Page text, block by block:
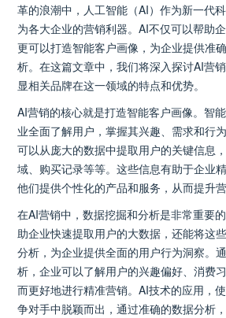
革的浪潮中，人工智能（AI）作为新一代
为各大企业的营销利器。AI不仅可以帮助
更可以打造智能客户画像，为企业提供准
析。在这篇文章中，我们将深入探讨AI营
显相关品牌在这一领域的特点和优势。
AI营销的核心就是打造智能客户画像。智
业全面了解用户，掌握其兴趣、需求和行
可以从庞大的数据中提取用户的关键信息
域、购买记录等等。这些信息有助于企业
他们提供个性化的产品和服务，从而提升营
在AI营销中，数据挖掘和分析是非常重要
助企业快速提取用户的大数据，还能将这
分析，为企业提供全面的用户行为洞察。
析，企业可以了解用户的兴趣偏好、消费
而更好地进行精准营销。AI技术的应用，
争对手中脱颖而出，通过准确的数据分析